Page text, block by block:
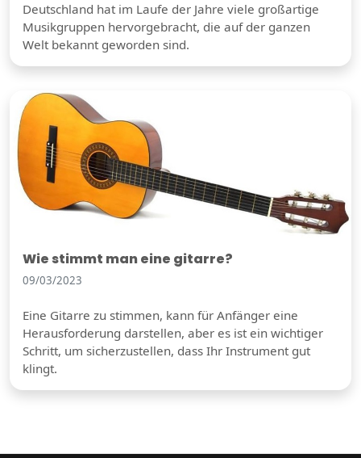
Deutschland hat im Laufe der Jahre viele großartige
Musikgruppen hervorgebracht, die auf der ganzen
Welt bekannt geworden sind.
Wie stimmt man eine gitarre?
09/03/2023
Eine Gitarre zu stimmen, kann für Anfänger eine
Herausforderung darstellen, aber es ist ein wichtiger
Schritt, um sicherzustellen, dass Ihr Instrument gut
klingt.